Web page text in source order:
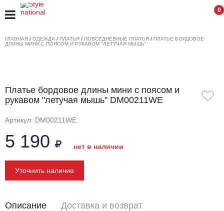
0
ГЛАВНАЯ / ОДЕЖДА / ПЛАТЬЯ / ПОВСЕДНЕВНЫЕ ПЛАТЬЯ / ПЛАТЬЕ БОРДОВОЕ
ДЛИНЫ МИНИ С ПОЯСОМ И РУКАВОМ "ЛЕТУЧАЯ МЫШЬ"
Платье бордовое длины мини с поясом и
рукавом "летучая мышь" DM00211WE
Артикул: DM00211WE
5 190 нет в наличии
Уточнить наличие
Описание Доставка и возврат